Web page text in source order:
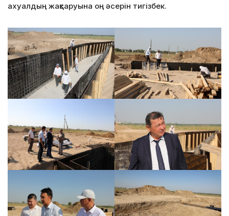
ахуалдың жақсаруына оң әсерін тигізбек.